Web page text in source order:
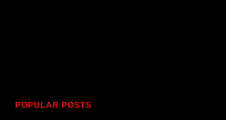
POPULAR POSTS